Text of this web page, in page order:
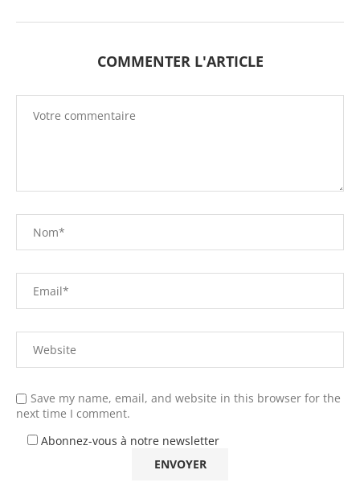
COMMENTER L'ARTICLE
Save my name, email, and website in this browser for the
next time I comment.
Abonnez-vous à notre newsletter